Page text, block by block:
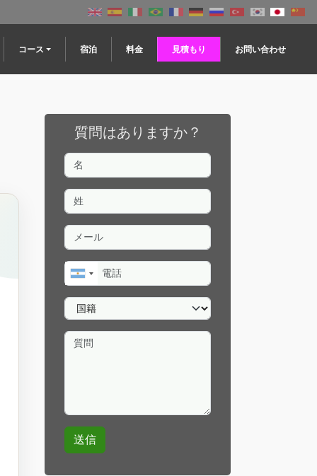
コース 宿泊 料金 見積もり お問い合わせ
質問はありますか？
名
姓
メール
電話
国籍
質問